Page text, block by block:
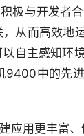
极与开发者
从而高效地
自主感知环
中的先
应用更丰富、